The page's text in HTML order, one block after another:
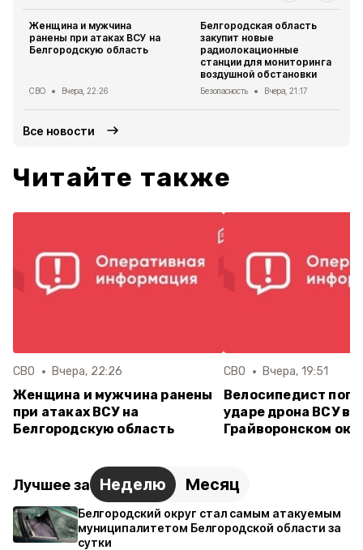
Женщина и мужчина
ранены при атаках ВСУ на
Белгородскую область
СВО Вчера, 22:26
Белгородская область
закупит новые
радиолокационные
станции для мониторинга
воздушной обстановки
Безопасность Вчера, 21:17
Все новости
Читайте также
СВО Вчера, 22:26
Женщина и мужчина ранены
при атаках ВСУ на
Белгородскую область
СВО Вчера, 19:51
Велосипедист
ударе дрона ВСУ в
Грайворонском
Лучшее за Неделю Месяц
Белгородский округ стал самым атакуемым
муниципалитетом Белгородской области за
сутки